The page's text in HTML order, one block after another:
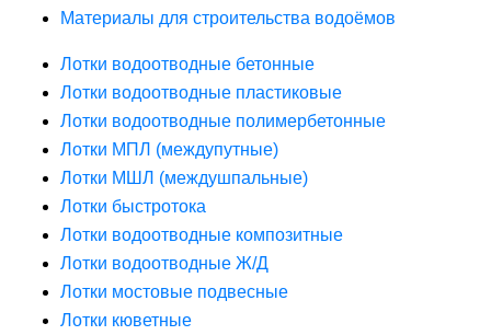
Материалы для строительства водоёмов
Лотки водоотводные бетонные
Лотки водоотводные пластиковые
Лотки водоотводные полимербетонные
Лотки МПЛ (междупутные)
Лотки МШЛ (междушпальные)
Лотки быстротока
Лотки водоотводные композитные
Лотки водоотводные Ж/Д
Лотки мостовые подвесные
Лотки кюветные